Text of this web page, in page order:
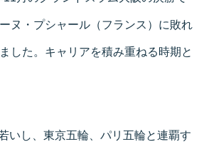
ヌ・プシャール（フランス）に敗れ
した。キャリアを積み重ねる時期と
いし、東京五輪、パリ五輪と連覇す